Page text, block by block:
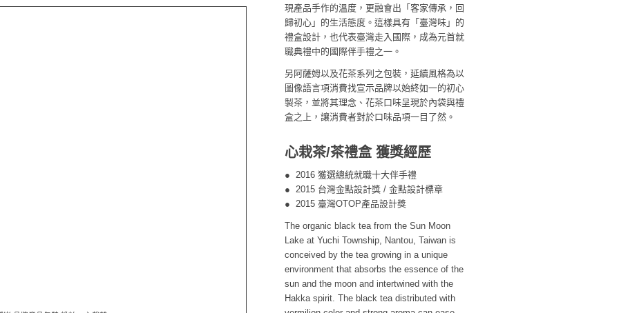
現產品手作的溫度，更融會出「客家傳承，回
歸初心」的生活態度。這樣具有「臺灣味」的
禮盒設計，也代表臺灣走入國際，成為元首就
職典禮中的國際伴手禮之一。
另阿薩姆以及花茶系列之包裝，延續風格為以
圖像語言項消費找宣示品牌以始終如一的初心
製茶，並將其理念、花茶口味呈現於內袋與禮
盒之上，讓消費者對於口味品項一目了然。
心栽茶/茶禮盒 獲獎經歷
● 2016 獲選總統就職十大伴手禮
● 2015 台灣金點設計獎 / 金點設計標章
● 2015 臺灣OTOP產品設計獎
The organic black tea from the Sun Moon
Lake at Yuchi Township, Nantou, Taiwan is
conceived by the tea growing in a unique
environment that absorbs the essence of the
sun and the moon and intertwined with the
Hakka spirit. The black tea distributed with